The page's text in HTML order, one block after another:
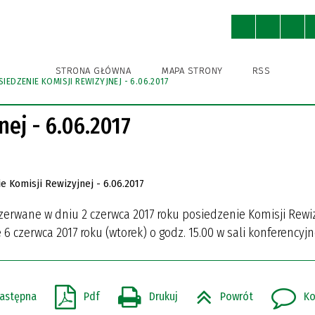
STRONA GŁÓWNA MAPA STRONY RSS
URZĘDU STRUKTURA URZĘDU
PUBLICZNE
BIBLIOTEKA PUBLICZNA
GMINNY OŚRODEK
INSTYTUCJI KULTURY
BIBLIOTEKA PUBLICZNA
GMINNY OŚRODEK
INSTYTUCJI KULTURY
EWIDENCJA ZABYTKÓW IZBA TRADYCJI
I TRASY
FOLDERY
GMINNA AKADEMIA
KOMISJI REWIZYJNEJ - 6.06.2017
- 6.06.2017
w dniu 2 czerwca 2017 roku posiedzenie Komisji
2017 roku (wtorek) o godz. 15.00 w sali
Pdf Drukuj Powrót